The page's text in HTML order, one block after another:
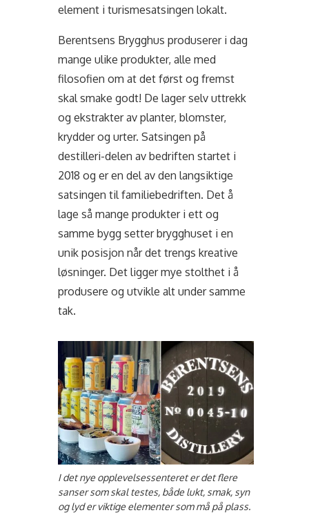
element i turismesatsingen lokalt.
Berentsens Brygghus produserer i dag
mange ulike produkter, alle med
filosofien om at det først og fremst
skal smake godt! De lager selv uttrekk
og ekstrakter av planter, blomster,
krydder og urter. Satsingen på
destilleri-delen av bedriften startet i
2018 og er en del av den langsiktige
satsingen til familiebedriften. Det å
lage så mange produkter i ett og
samme bygg setter brygghuset i en
unik posisjon når det trengs kreative
løsninger. Det ligger mye stolthet i å
produsere og utvikle alt under samme
tak.
I det nye opplevelsessenteret er det flere
sanser som skal testes, både lukt, smak, syn
og lyd er viktige elementer som må på plass.